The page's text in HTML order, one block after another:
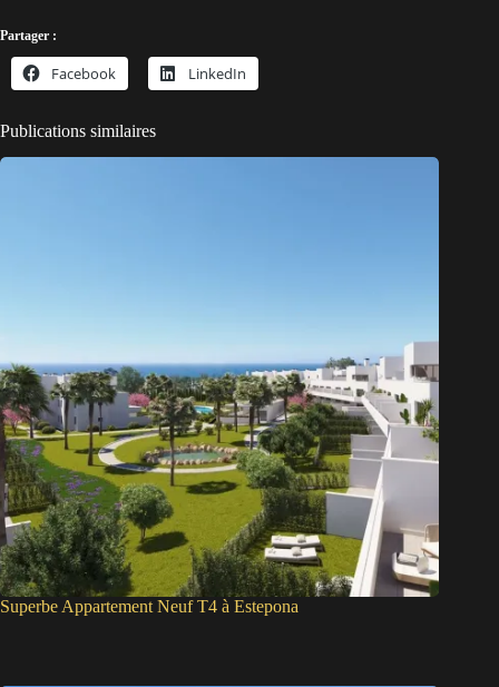
Partager :
Facebook LinkedIn
Publications similaires
Superbe Appartement Neuf T4 à Estepona